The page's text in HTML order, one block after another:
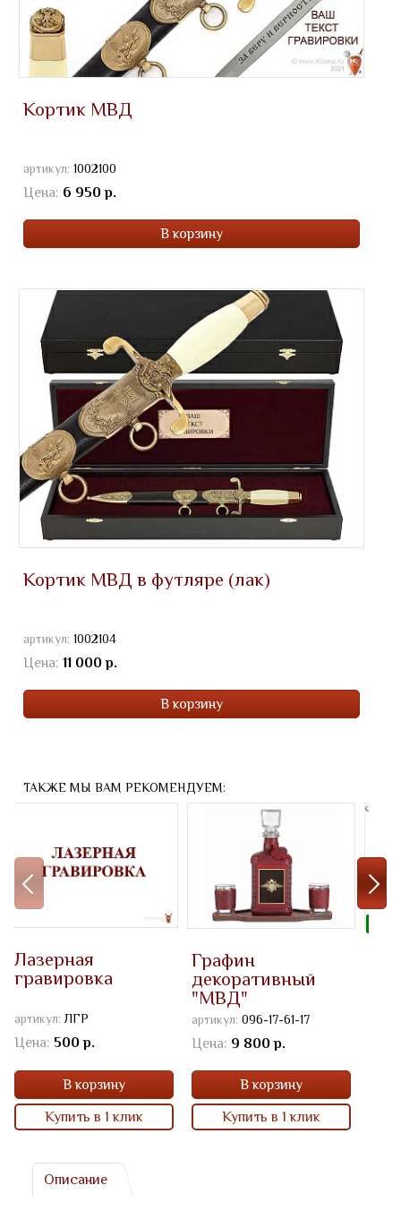
Описание
Кортик МВД
артикул: 1002100
Цена: 6 950 р.
В корзину
Кортик МВД в футляре (лак)
артикул: 1002104
Цена: 11 000 р.
В корзину
ТАКЖЕ МЫ ВАМ РЕКОМЕНДУЕМ:
Лазерная
гравировка
артикул: ЛГР
Цена: 500 р.
В корзину
Купить в 1 клик
Графин
декоративный
"МВД"
артикул: 096-17-61-17
Цена: 9 800 р.
В корзину
Купить в 1 клик